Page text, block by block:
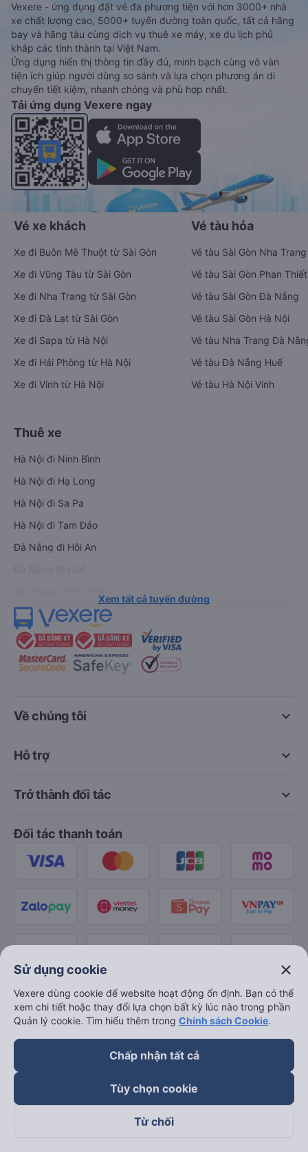
Vexere - ứng dụng đặt vé đa phương tiện với hơn 3000+ nhà
xe chất lượng cao, 5000+ tuyến đường toàn quốc, tất cả hãng
bay và hãng tàu cùng dịch vụ thuê xe máy, xe du lịch phủ
khắp các tỉnh thành tại Việt Nam.
Ứng dụng hiển thị thông tin đầy đủ, minh bạch cùng vô vàn
tiện ích giúp người dùng so sánh và lựa chọn phương án di
chuyển tiết kiệm, nhanh chóng và phù hợp nhất.
Tải ứng dụng Vexere ngay
Vé xe khách
Xe đi Buôn Mê Thuột từ Sài Gòn
Xe đi Vũng Tàu từ Sài Gòn
Xe đi Nha Trang từ Sài Gòn
Xe đi Đà Lạt từ Sài Gòn
Xe đi Sapa từ Hà Nội
Xe đi Hải Phòng từ Hà Nội
Xe đi Vinh từ Hà Nội
Vé tàu hỏa
Vé tàu Sài Gòn Nha Trang
Vé tàu Sài Gòn Phan Thiết
Vé tàu Sài Gòn Đà Nẵng
Vé tàu Sài Gòn Hà Nội
Vé tàu Nha Trang Đà
Vé tàu Đà Nẵng Huế
Vé tàu Hà Nội Vinh
Thuê xe
Hà Nội đi Ninh Bình
Hà Nội đi Hạ Long
Hà Nội đi Sa Pa
Hà Nội đi Tam Đảo
Đà Nẵng đi Hội An
Xem tất cả tuyến đường
keyboard_arrow_down
Về chúng tôi
keyboard_arrow_down
Hỗ trợ
keyboard_arrow_down
Trở thành đối tác
Đối tác thanh toán
Theo dõi chúng tôi trên
Sử dụng cookie close
Vexere dùng cookie để website hoạt động ổn định. Bạn có thể
xem chi tiết hoặc thay đổi lựa chọn bất kỳ lúc nào trong phần
Quản lý cookie. Tìm hiểu thêm trong Chính sách Cookie.
Chấp nhận tất cả
Tùy chọn cookie
Từ chối